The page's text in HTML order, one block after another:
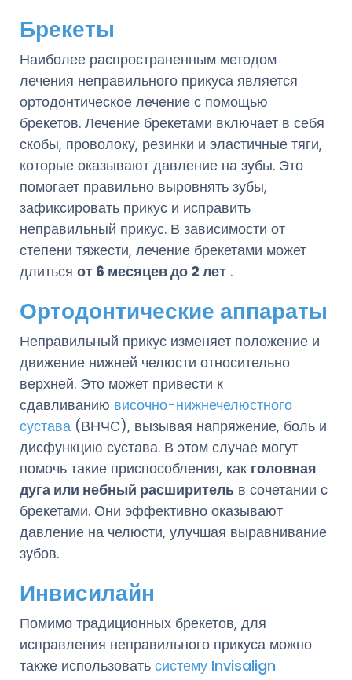
Брекеты
Наиболее распространенным методом
лечения неправильного прикуса является
ортодонтическое лечение с помощью
брекетов. Лечение брекетами включает в себя
скобы, проволоку, резинки и эластичные тяги,
которые оказывают давление на зубы. Это
помогает правильно выровнять зубы,
зафиксировать прикус и исправить
неправильный прикус. В зависимости от
степени тяжести, лечение брекетами может
длиться от 6 месяцев до 2 лет .
Ортодонтические аппараты
Неправильный прикус изменяет положение и
движение нижней челюсти относительно
верхней. Это может привести к
сдавливанию височно-нижнечелюстного
сустава (ВНЧС), вызывая напряжение, боль и
дисфункцию сустава. В этом случае могут
помочь такие приспособления, как головная
дуга или небный расширитель в сочетании с
брекетами. Они эффективно оказывают
давление на челюсти, улучшая выравнивание
зубов.
Инвисилайн
Помимо традиционных брекетов, для
исправления неправильного прикуса можно
также использовать систему Invisalign